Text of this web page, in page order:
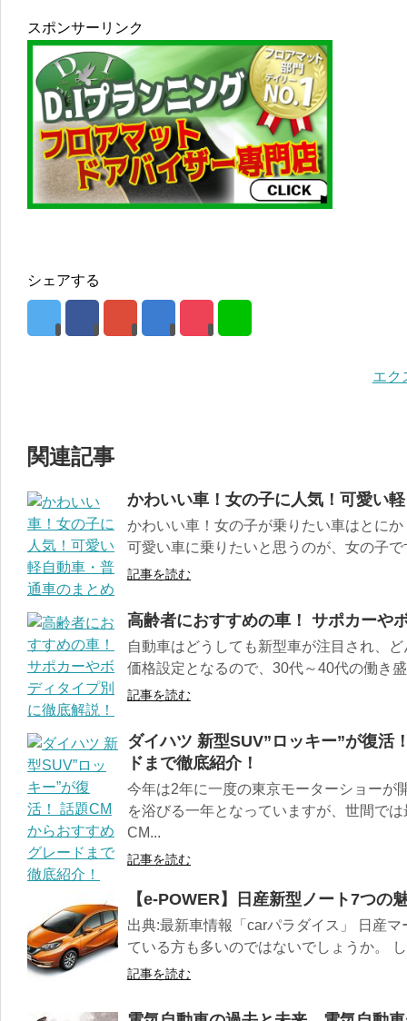
スポンサーリンク
シェアする
エク
関連記事
かわいい車！女の子に人気！可愛い
かわいい車！女の子が乗りたい車はとに
可愛い車に乗りたいと思うのが、女の子
記事を読む
高齢者におすすめの車！ サポカーや
自動車はどうしても新型車が注目され、
価格設定となるので、30代～40代の働き
記事を読む
ダイハツ 新型SUV”ロッキー”が復活
ドまで徹底紹介！
今年は2年に一度の東京モーターショーが
を浴びる一年となっていますが、世間で
CM...
記事を読む
【e-POWER】日産新型ノート7つの
出典:最新車情報「carパラダイス」 日産
ている方も多いのではないでしょうか。
記事を読む